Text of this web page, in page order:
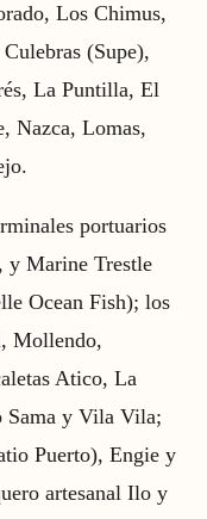
Los Chimus,
(Supe),
La Puntilla, El
Nazca, Lomas,
portuarios
y Marine Trestle
Ocean Fish); los
Mollendo,
Atico, La
Sama y Vila Vila;
Puerto), Engie y
artesanal Ilo y